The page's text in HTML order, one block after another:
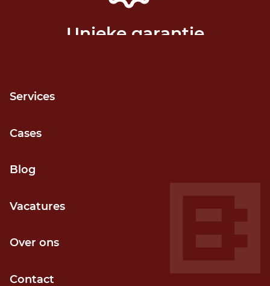
Services
Cases
Blog
Vacatures
Over ons
Contact
Unieke garantie